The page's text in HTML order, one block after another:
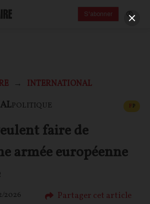
S'abonner
INTERNATIONAL
POLITIQUE FP
faire de
armée européenne
2026 Partager cet article